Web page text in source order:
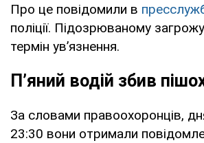
Про це повідомили в
поліції. Підозрюваному
термін ув’язнення.
П’яний водій збив
За словами правоохоронців,
23:30 вони отримали